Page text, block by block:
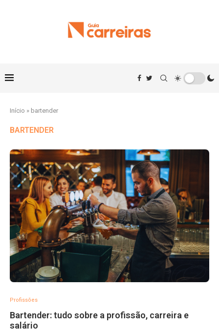
Início » bartender
BARTENDER
Profissões
Bartender: tudo sobre a profissão, carreira e
salário